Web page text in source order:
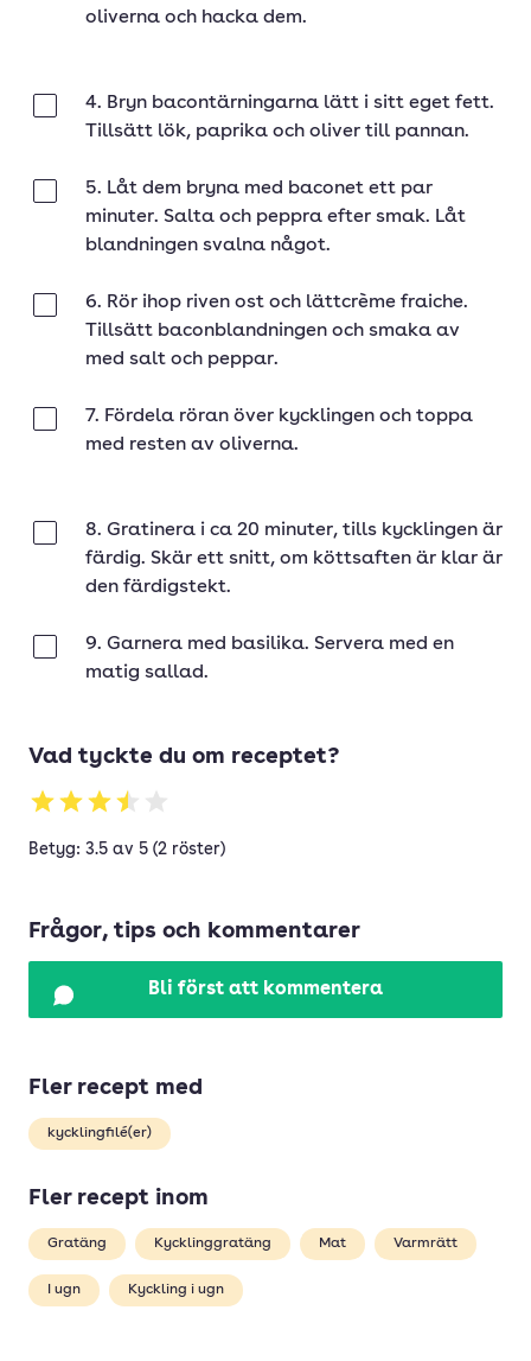
oliverna och hacka dem.
4. Bryn bacontärningarna lätt i sitt eget fett.
Tillsätt lök, paprika och oliver till pannan.
5. Låt dem bryna med baconet ett par
minuter. Salta och peppra efter smak. Låt
blandningen svalna något.
6. Rör ihop riven ost och lättcrème fraiche.
Tillsätt baconblandningen och smaka av
med salt och peppar.
7. Fördela röran över kycklingen och toppa
med resten av oliverna.
8. Gratinera i ca 20 minuter, tills kycklingen är
färdig. Skär ett snitt, om köttsaften är klar är
den färdigstekt.
9. Garnera med basilika. Servera med en
matig sallad.
Vad tyckte du om receptet?
Betyg: 3.5 av 5 (2 röster)
Frågor, tips och kommentarer
Bli först att kommentera
Fler recept med
kycklingfilé(er)
Fler recept inom
Gratäng Kycklinggratäng Mat Varmrätt
I ugn Kyckling i ugn